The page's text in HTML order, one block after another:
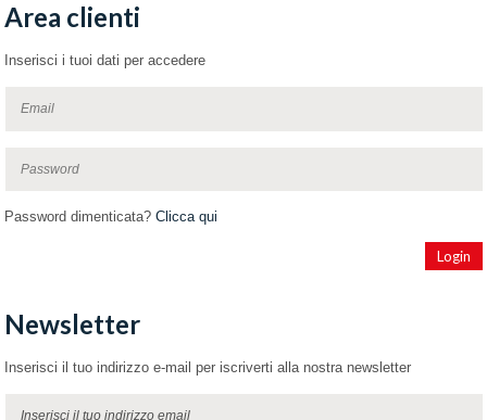
Area clienti
Inserisci i tuoi dati per accedere
Password dimenticata?Clicca qui
Newsletter
Inserisci il tuo indirizzo e-mail per iscriverti alla nostra newsletter